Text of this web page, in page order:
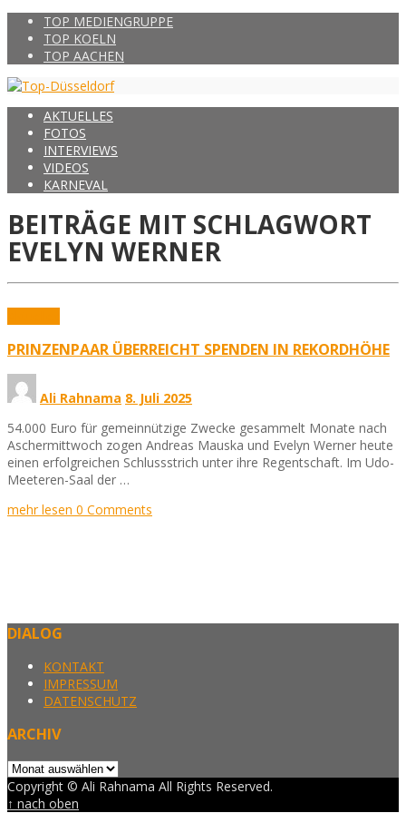
TOP MEDIENGRUPPE
TOP KOELN
TOP AACHEN
AKTUELLES
FOTOS
INTERVIEWS
VIDEOS
KARNEVAL
BEITRÄGE MIT SCHLAGWORT
EVELYN WERNER
PRINZENPAAR ÜBERREICHT SPENDEN IN REKORDHÖHE
Ali Rahnama 8. Juli 2025
54.000 Euro für gemeinnützige Zwecke gesammelt Monate nach
Aschermittwoch zogen Andreas Mauska und Evelyn Werner heute
einen erfolgreichen Schlussstrich unter ihre Regentschaft. Im Udo-
Meeteren-Saal der …
mehr lesen 0 Comments
DIALOG
KONTAKT
IMPRESSUM
DATENSCHUTZ
ARCHIV
Archiv
Copyright © Ali Rahnama All Rights Reserved.
↑ nach oben